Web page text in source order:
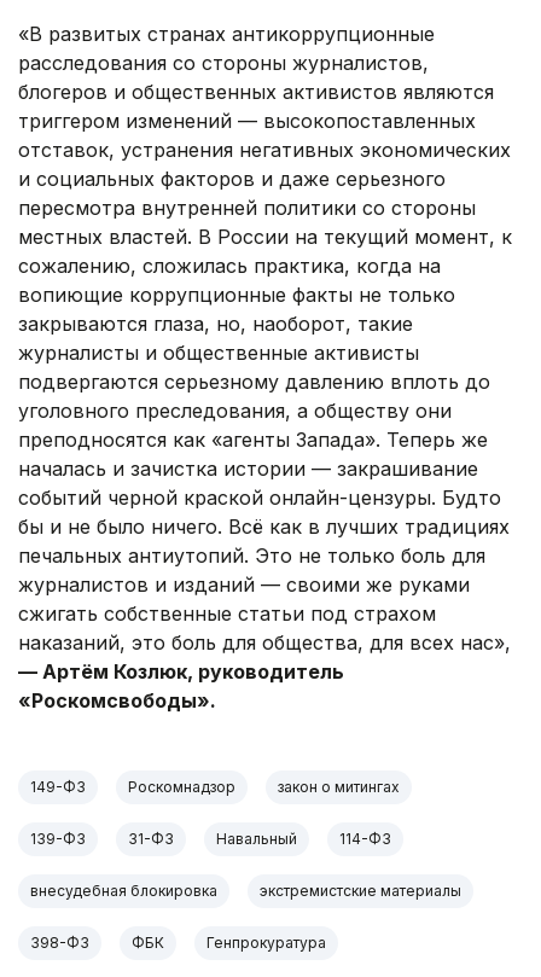
«В развитых странах антикоррупционные
расследования со стороны журналистов,
блогеров и общественных активистов являются
триггером изменений — высокопоставленных
отставок, устранения негативных экономических
и социальных факторов и даже серьезного
пересмотра внутренней политики со стороны
местных властей. В России на текущий момент, к
сожалению, сложилась практика, когда на
вопиющие коррупционные факты не только
закрываются глаза, но, наоборот, такие
журналисты и общественные активисты
подвергаются серьезному давлению вплоть до
уголовного преследования, а обществу они
преподносятся как «агенты Запада». Теперь же
началась и зачистка истории — закрашивание
событий черной краской онлайн-цензуры. Будто
бы и не было ничего. Всё как в лучших традициях
печальных антиутопий. Это не только боль для
журналистов и изданий — своими же руками
сжигать собственные статьи под страхом
наказаний, это боль для общества, для всех нас»,
— Артём Козлюк, руководитель
«Роскомсвободы».
149-ФЗ Роскомнадзор закон о митингах
139-ФЗ 31-ФЗ Навальный 114-ФЗ
внесудебная блокировка экстремистские материалы
398-ФЗ ФБК Генпрокуратура